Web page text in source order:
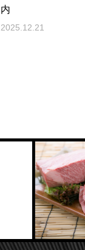
内
2025.12.21